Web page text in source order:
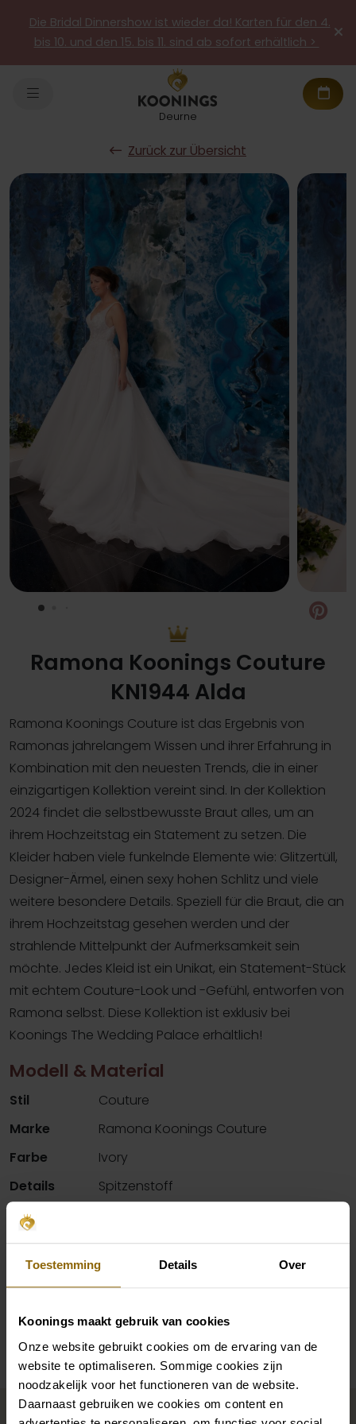
Toestemming Details Over
Koonings maakt gebruik van cookies
Onze website gebruikt cookies om de ervaring van de
website te optimaliseren. Sommige cookies zijn
noodzakelijk voor het functioneren van de website.
Daarnaast gebruiken we cookies om content en
Die Bridal Dinnershow ist wieder da! Karten für den 4.
bis 10. und den 15. bis 11. sind ab sofort erhältlich >
Deurne
Zurück zur Übersicht
Ramona Koonings Couture
KN1944 Alda
Ramona Koonings Couture ist das Ergebnis von
Ramonas jahrelangem Wissen und ihrer Erfahrung in
Kombination mit den neuesten Trends, die in einer
einzigartigen Kollektion vereint sind. In der Kollektion
2024 findet die selbstbewusste Braut alles, um an
ihrem Hochzeitstag ein Statement zu setzen. Die
Kleider haben viele funkelnde Elemente wie: Glitzertüll,
Designer-Ärmel, einen sexy hohen Schlitz und viele
weitere besondere Details. Speziell für die Braut, die an
ihrem Hochzeitstag gesehen werden und der
strahlende Mittelpunkt der Aufmerksamkeit sein
möchte. Jedes Kleid ist ein Unikat, ein Statement-Stück
mit echtem Couture-Look und -Gefühl, entworfen von
Ramona selbst. Diese Kollektion ist exklusiv bei
Koonings The Wedding Palace erhältlich!
Modell & Material
Stil
Couture
Marke
Ramona Koonings Couture
Farbe
Ivory
Details
Spitzenstoff
Hals
Silhouette
A-Linie
Ärmel
Riemen
Verfügbarkeit pro Geschäft
Vervollständigen Sie Ihren